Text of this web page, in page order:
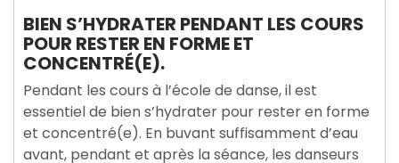
BIEN S’HYDRATER PENDANT LES COURS
POUR RESTER EN FORME ET
CONCENTRÉ(E).
Pendant les cours à l’école de danse, il est
essentiel de bien s’hydrater pour rester en forme
et concentré(e). En buvant suffisamment d’eau
avant, pendant et après la séance, les danseurs